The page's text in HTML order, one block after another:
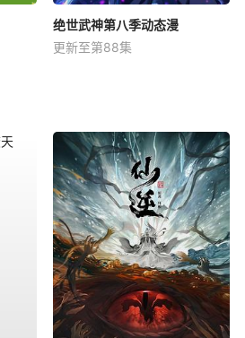
绝世武神第八季动态漫
更新至第88集